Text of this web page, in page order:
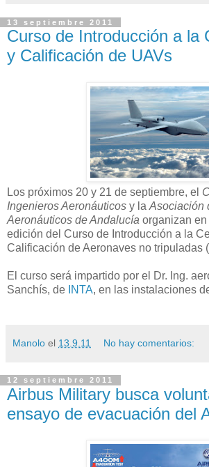
13 septiembre 2011
Curso de Introducción a la
y Calificación de UAVs
Los próximos 20 y 21 de septiembre, el
Ingenieros Aeronáuticos y la Asociación
Aeronáuticos de Andalucía organizan
edición del Curso de Introducción a la
Calificación de Aeronaves no tripuladas
El curso será impartido por el Dr. Ing.
Sanchís, de INTA, en las instalaciones
Manolo el 13.9.11 No hay comentarios:
12 septiembre 2011
Airbus Military busca
ensayo de evacuación del